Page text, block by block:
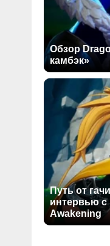
Обзор
камбэк»
Путь от
интервью с
Awakening